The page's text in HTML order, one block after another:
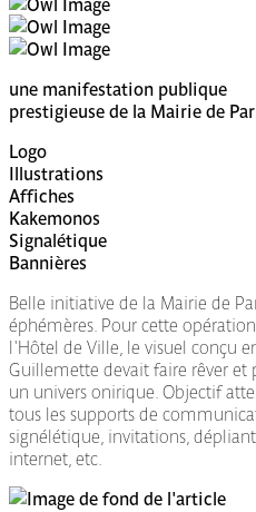
une manifestation publique
prestigieuse de la Mairie de
Logo
Illustrations
Affiches
Kakemonos
Signalétique
Bannières
Belle initiative de la Mairie de
éphémères. Pour cette
l'Hôtel de Ville, le visuel conçu
Guillemette devait faire rêver et
un univers onirique. Objectif
tous les supports de
signélétique, invitations,
internet, etc.